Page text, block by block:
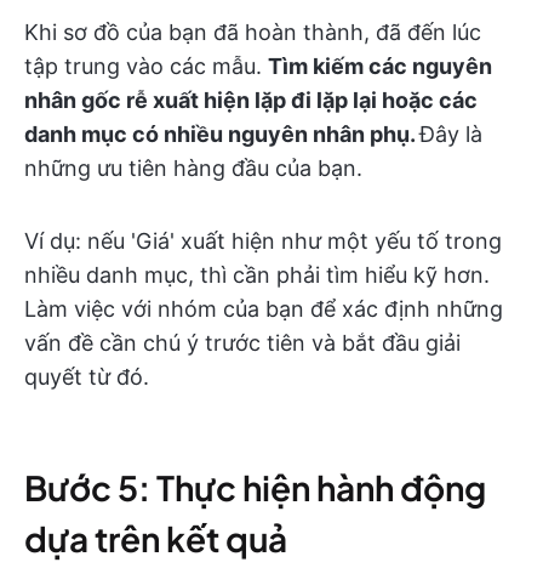
Khi sơ đồ của bạn đã hoàn thành, đã đến lúc
tập trung vào các mẫu. Tìm kiếm các nguyên
nhân gốc rễ xuất hiện lặp đi lặp lại hoặc các
danh mục có nhiều nguyên nhân phụ.Đây là
những ưu tiên hàng đầu của bạn.
Ví dụ: nếu 'Giá' xuất hiện như một yếu tố trong
nhiều danh mục, thì cần phải tìm hiểu kỹ hơn.
Làm việc với nhóm của bạn để xác định những
vấn đề cần chú ý trước tiên và bắt đầu giải
quyết từ đó.
Bước 5: Thực hiện hành động
dựa trên kết quả